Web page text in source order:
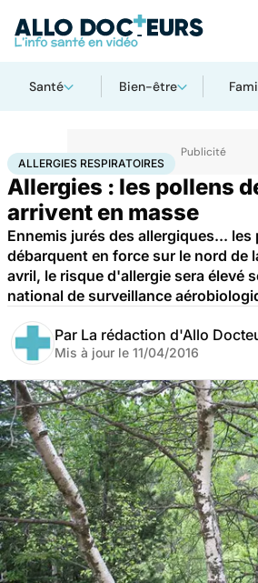
Santé Bien-être
AccueilSantéAllergies respiratoires
ALLERGIES RESPIRATOIRES
Allergies : les pollens
arrivent en masse
Ennemis jurés des allergiques... les
débarquent en force sur le nord de
avril, le risque d'allergie sera élevé
national de surveillance
Par La rédaction d'Allo
Mis à jour le 11/04/2016